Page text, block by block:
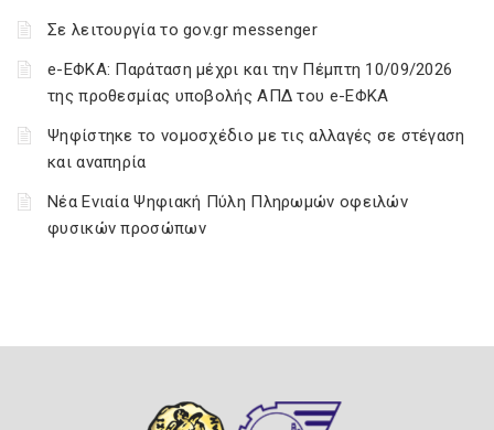
Σε λειτουργία το gov.gr messenger
e-ΕΦΚΑ: Παράταση μέχρι και την Πέμπτη 10/09/2026
της προθεσμίας υποβολής ΑΠΔ του e-ΕΦΚΑ
Ψηφίστηκε το νομοσχέδιο με τις αλλαγές σε στέγαση
και αναπηρία
Νέα Ενιαία Ψηφιακή Πύλη Πληρωμών οφειλών
φυσικών προσώπων